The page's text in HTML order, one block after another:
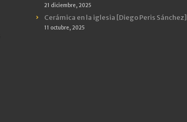
21 diciembre, 2025
Cerámica en la iglesia [Diego Peris Sánchez]
11 octubre, 2025